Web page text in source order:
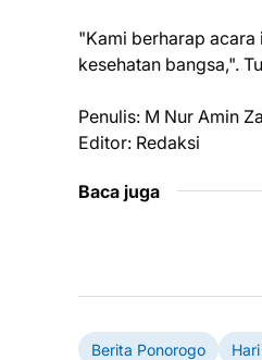
"Kami berharap
kesehatan bangsa,".
Penulis: M Nur Amin
Editor: Redaksi
Baca juga
Berita Ponorogo